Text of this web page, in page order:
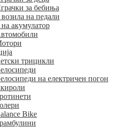
за бебиња
на педали
акумулатор
трицикли
на електричен погон
Bike